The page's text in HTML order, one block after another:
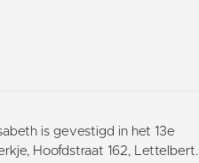
is gevestigd in het 13e
Hoofdstraat 162, Lettelbert.